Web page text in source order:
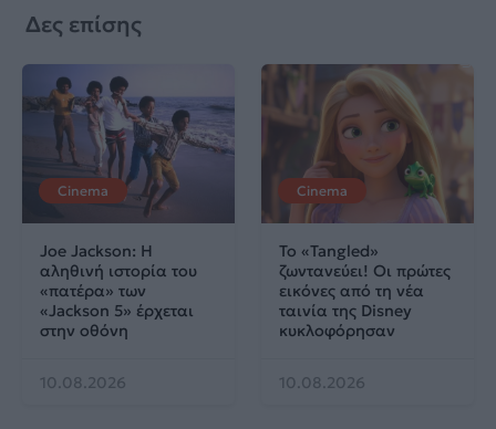
Δες επίσης
Cinema
Joe Jackson: Η
αληθινή ιστορία του
«πατέρα» των
«Jackson 5» έρχεται
στην οθόνη
10.08.2026
Cinema
Το «Tangled»
ζωντανεύει! Οι πρώτες
εικόνες από τη νέα
ταινία της Disney
κυκλοφόρησαν
10.08.2026